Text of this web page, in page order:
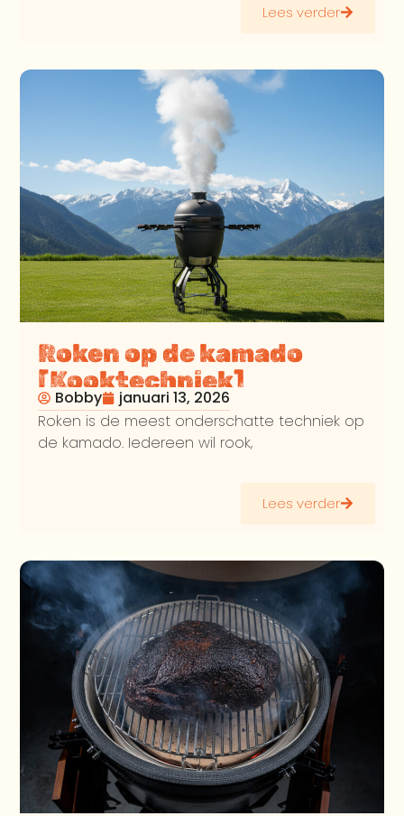
Lees verder
Roken op de kamado
[Kooktechniek]
Bobby
januari 13, 2026
Roken is de meest onderschatte techniek op
de kamado. Iedereen wil rook,
Lees verder